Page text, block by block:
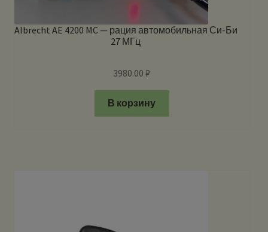
Albrecht AE 4200 MC — рация автомобильная Си-Би
27 МГц
3980.00₽
В корзину